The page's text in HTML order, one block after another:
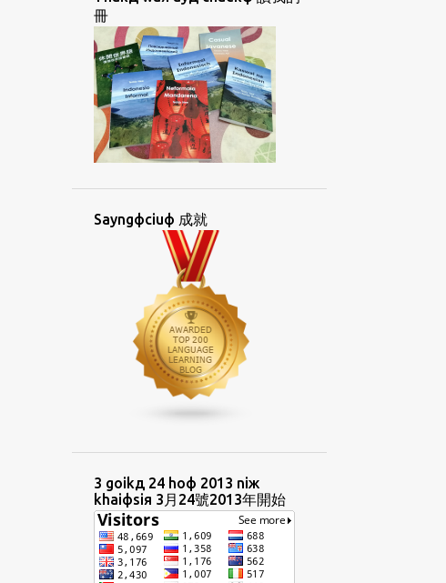
CUANФKIUЖHUAФ CUФHOIФ
CUЯCIAKД DUOLINGO
ESPERANTO FACEBOOK
GIДLANЖ GIЯGIAYNЖ
GIЯGIAYNЖOKФ GIЯGIAYNФ
GIЯGIAYNФHAKД GUANФAYNGД
GUAФBUNЖ HANФKOHKЯBUNЖ
HIФPIKЯLAIЖ HOIФGIД
HONGДSAYKФ HORKДKIAYNЯ UAФ
HORNGФHUATФ
HORNGФSIORKД HOФBAEЯ
HOЯCHUФ HUANДIKЯ
HUATЯKORKФBUNЖ HUATЯTIAYNЯ
HUIФUAФ
INЯNIЖ INЯNIЖBUNЖ INЯTORФ
IRENT IДBINЖ IДSEKДLIAYTД
IЯTAIФLIФ JITФPUNЯBUNЖ
冊
Sayngфciuф 成就
3 goikд 24 hoф 2013 niж
khaiфsiя 3月24號2013年開始